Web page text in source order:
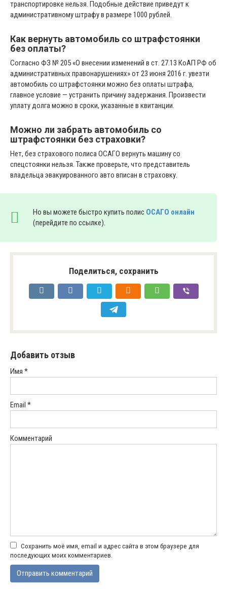
транспортировке нельзя. Подобные действие приведут к
административному штрафу в размере 1000 рублей.
Как вернуть автомобиль со штрафстоянки
без оплаты?
Согласно ФЗ № 205 «О внесении изменений в ст. 27.13 КоАП РФ об
административных правонарушениях» от 23 июня 2016 г. увезти
автомобиль со штрафстоянки можно без оплаты штрафа,
главное условие — устранить причину задержания. Произвести
уплату долга можно в сроки, указанные в квитанции.
Можно ли забрать автомобиль со
штрафстоянки без страховки?
Нет, без страхового полиса ОСАГО вернуть машину со
спецстоянки нельзя. Также проверьте, что представитель
владельца эвакуированного авто вписан в страховку.
Но вы можете быстро купить полис ОСАГО онлайн
(перейдите по ссылке).
Поделиться, сохранить
Добавить отзыв
Имя *
Email *
Комментарий
Сохранить моё имя, email и адрес сайта в этом браузере для
последующих моих комментариев.